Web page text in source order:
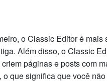
o Classic Editor é
Além disso, o Classic
páginas e posts com
que significa que você